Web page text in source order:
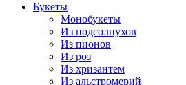
Букеты
Монобукеты
Из подсолнухов
Из пионов
Из роз
Из хризантем
Из альстромерий